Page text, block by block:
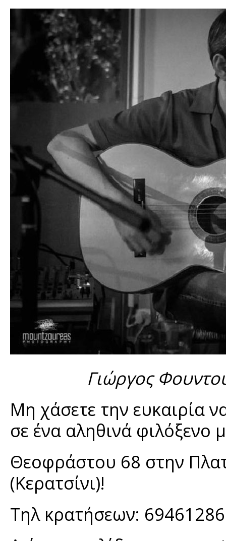
Γιώργος
Μη χάσετε την ευκαιρία
σε ένα αληθινά φιλόξενο
Θεοφράστου 68 στην
(Κερατσίνι)!
Τηλ κρατήσεων: